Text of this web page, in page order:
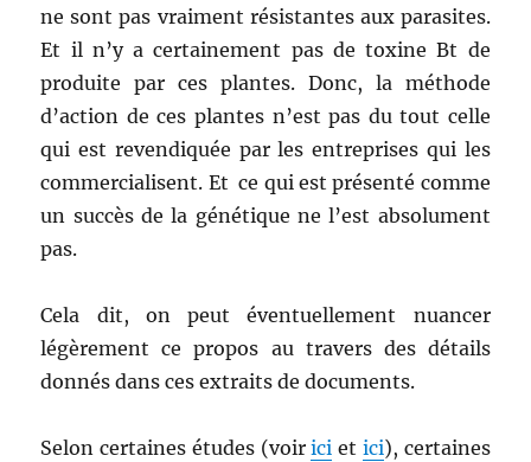
ne sont pas vraiment résistantes aux parasites.
Et il n’y a certainement pas de toxine Bt de
produite par ces plantes. Donc, la méthode
d’action de ces plantes n’est pas du tout celle
qui est revendiquée par les entreprises qui les
commercialisent. Et ce qui est présenté comme
un succès de la génétique ne l’est absolument
pas.
Cela dit, on peut éventuellement nuancer
légèrement ce propos au travers des détails
donnés dans ces extraits de documents.
Selon certaines études (voirici et ici), certaines